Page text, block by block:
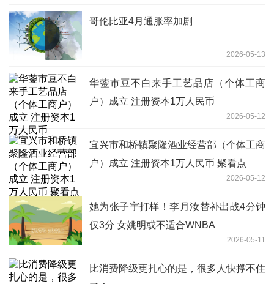
哥伦比亚4月通胀率加剧
2026-05-13
华蓥市豆不白来手工艺品店（个体工商
户）成立 注册资本1万人民币
2026-05-12
宜兴市和桥镇聚隆酒业经营部（个体工商
户）成立 注册资本1万人民币 聚看点
2026-05-12
她为张子宇打样！李月汝替补出战4分钟
仅3分 女姚明或不适合WNBA
2026-05-11
比消费降级更扎心的是，很多人快撑不住